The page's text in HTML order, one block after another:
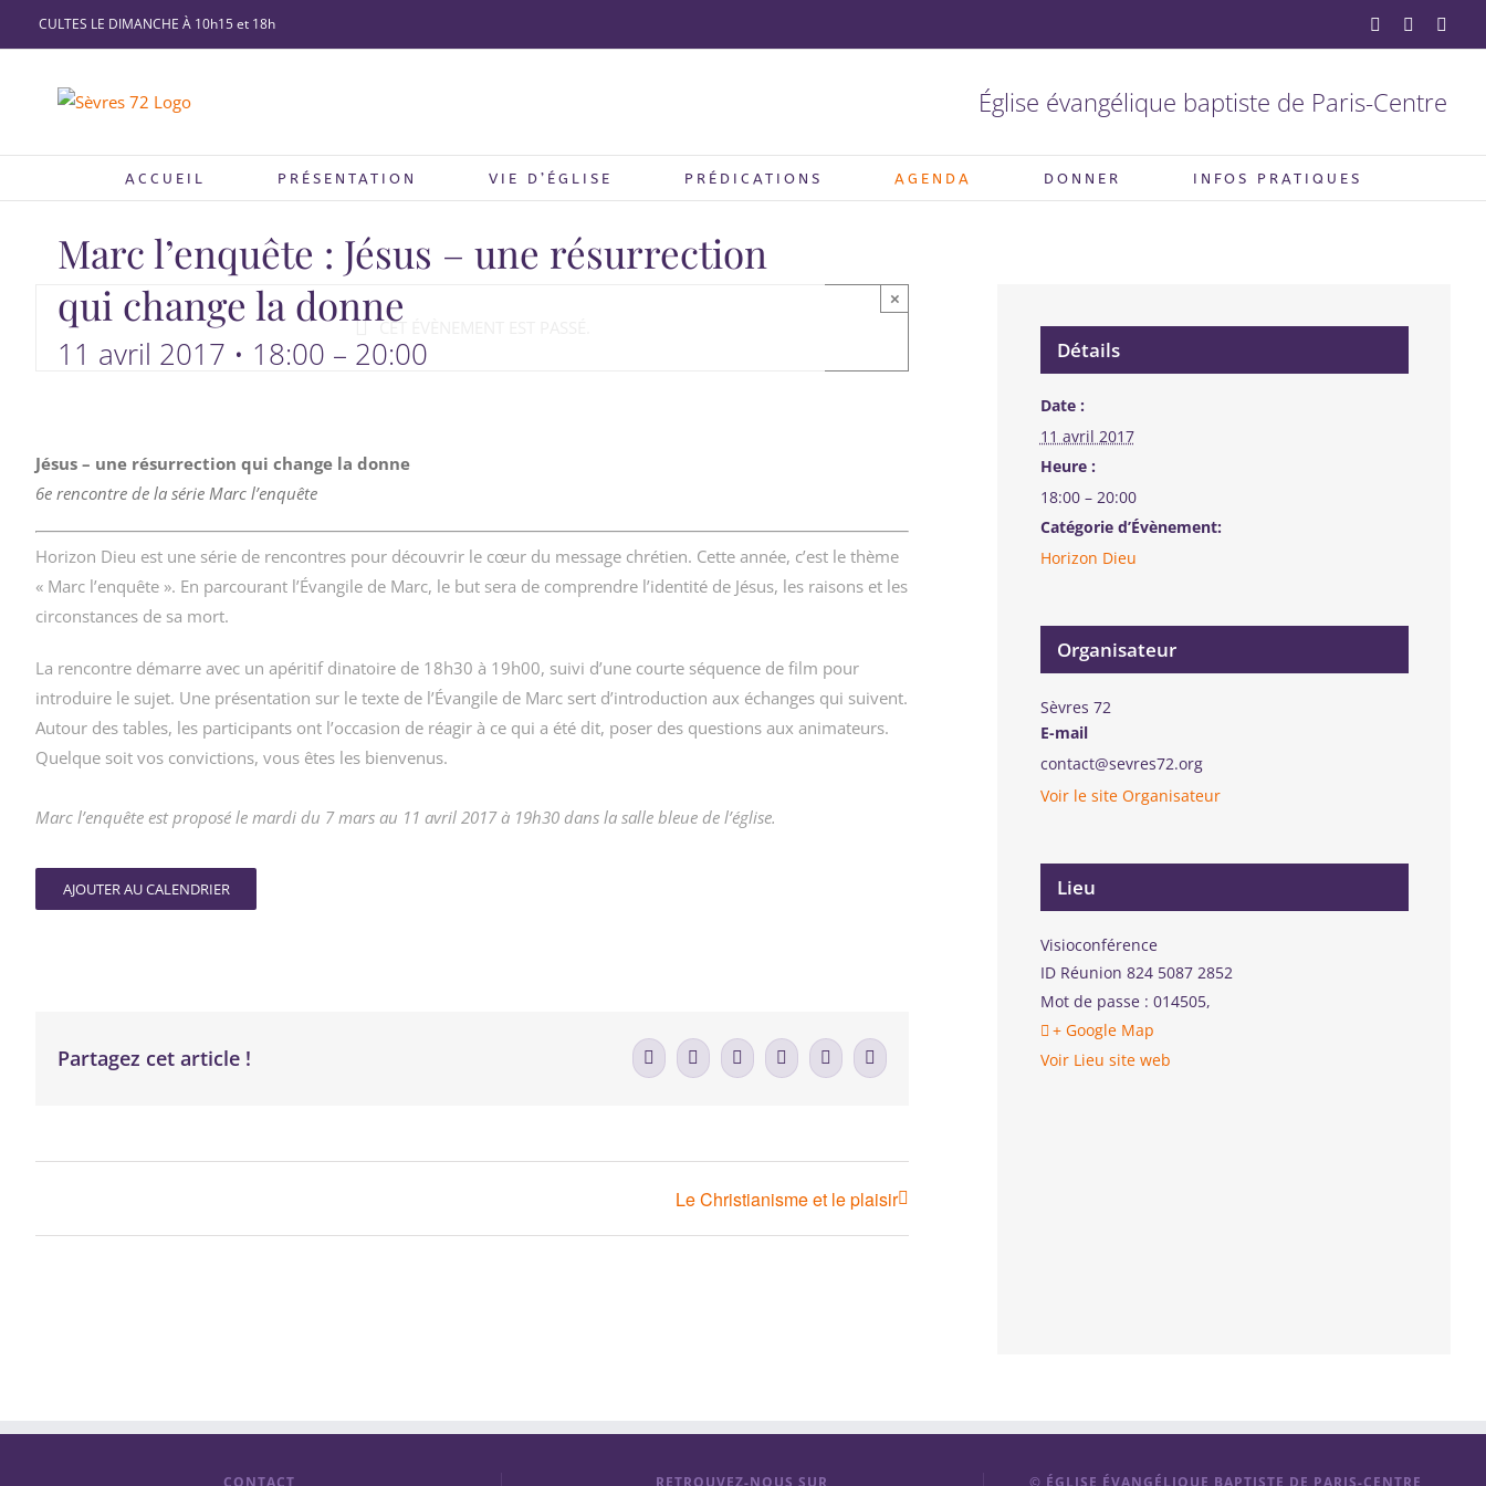
Passer
au
CULTES LE DIMANCHE À 10h15 et 18h YouTubeFacebook
Église évangélique baptiste de Paris-Centre
ACCUEIL PRÉSENTATION VIE D’ÉGLISE PRÉDICATIONS AGENDA DONNER INFOS PRATIQUES
CET ÉVÈNEMENT EST PASSÉ.
×
Marc l’enquête : Jésus – une résurrection
qui change la donne
11 avril 2017 • 18:00 – 20:00
Jésus – une résurrection qui change la donne
6e rencontre de la série Marc l’enquête
Horizon Dieu est une série de rencontres pour découvrir le cœur du message chrétien. Cette année, c’est le thème
« Marc l’enquête ». En parcourant l’Évangile de Marc, le but sera de comprendre l’identité de Jésus, les raisons et les
circonstances de sa mort.
La rencontre démarre avec un apéritif dinatoire de 18h30 à 19h00, suivi d’une courte séquence de film pour
introduire le sujet. Une présentation sur le texte de l’Évangile de Marc sert d’introduction aux échanges qui suivent.
Autour des tables, les participants ont l’occasion de réagir à ce qui a été dit, poser des questions aux animateurs.
Quelque soit vos convictions, vous êtes les bienvenus.
Marc l’enquête est proposé le mardi du 7 mars au 11 avril 2017 à 19h30 dans la salle bleue de l’église.
AJOUTER AU CALENDRIER
Partagez cet article ! Facebook
X LinkedInWhatsApp
TumblrEmail
Le Christianisme et le plaisir
Détails
Date :
11 avril 2017
Heure :
18:00 – 20:00
Catégorie d’Évènement:
Horizon Dieu
Organisateur
Sèvres 72
E-mail
contact@sevres72.org
Voir le site Organisateur
Lieu
Visioconférence
ID Réunion 824 5087 2852
Mot de passe : 014505,
+ Google Map
Voir Lieu site web
CONTACT RETROUVEZ-NOUS SUR © ÉGLISE ÉVANGÉLIQUE BAPTISTE DE PARIS-CENTRE